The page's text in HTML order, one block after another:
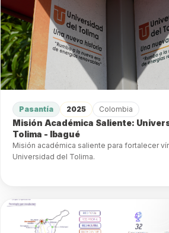
Pasantía 2025 Colombia
Misión Académica Saliente:
Tolima - Ibagué
Misión académica saliente para fortalecer
Universidad del Tolima.